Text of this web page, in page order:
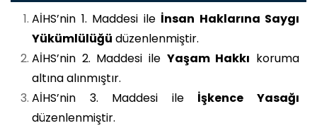
AİHS’nin 1. Maddesi ile İnsan Haklarına Saygı
Yükümlülüğü düzenlenmiştir.
AİHS’nin 2. Maddesi ile Yaşam Hakkı koruma
altına alınmıştır.
AİHS’nin 3. Maddesi ile İşkence Yasağı
düzenlenmiştir.